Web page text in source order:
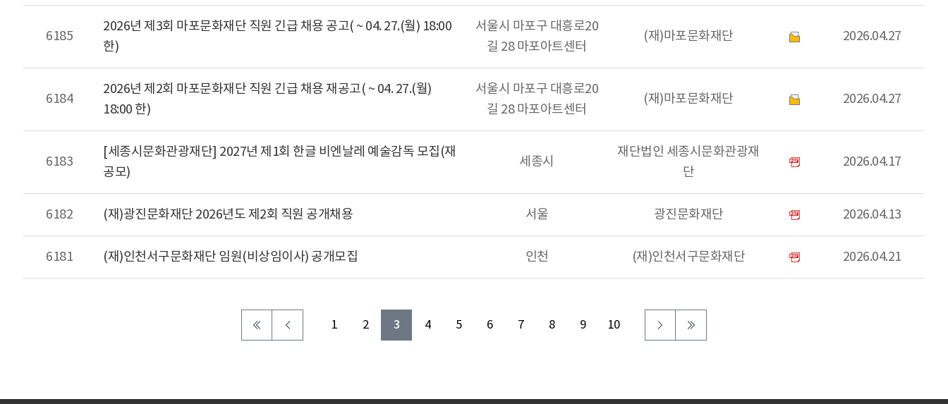
6185
2026년 제3회 마포문화재단 직원 긴급 채용 공고( ~ 04. 27.(월) 18:00
한)
서울시 마포구 대흥로20
길 28 마포아트센터
(재)마포문화재단 2026.04.27
6184
2026년 제2회 마포문화재단 직원 긴급 채용 재공고( ~ 04. 27.(월)
18:00 한)
서울시 마포구 대흥로20
길 28 마포아트센터
(재)마포문화재단 2026.04.27
6183
[세종시문화관광재단] 2027년 제1회 한글 비엔날레 예술감독 모집(재
공모)
세종시
재단법인 세종시문화관광재
단
2026.04.17
6182 (재)광진문화재단 2026년도 제2회 직원 공개채용 서울 광진문화재단 2026.04.13
6181 (재)인천서구문화재단 임원(비상임이사) 공개모집 인천 (재)인천서구문화재단 2026.04.21
1 2 3 4 5 6 7 8 9 10